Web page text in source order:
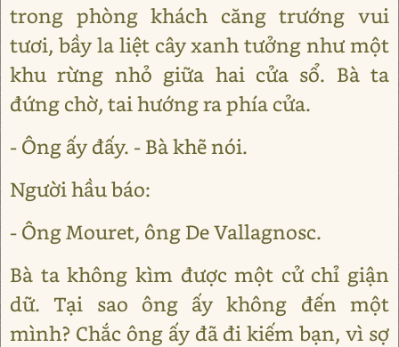
trong phòng khách căng trướng vui
tươi, bầy la liệt cây xanh tưởng như một
khu rừng nhỏ giữa hai cửa sổ. Bà ta
đứng chờ, tai hướng ra phía cửa.
- Ông ấy đấy. - Bà khẽ nói.
Người hầu báo:
- Ông Mouret, ông De Vallagnosc.
Bà ta không kìm được một cử chỉ giận
dữ. Tại sao ông ấy không đến một
mình? Chắc ông ấy đã đi kiếm bạn, vì sợ